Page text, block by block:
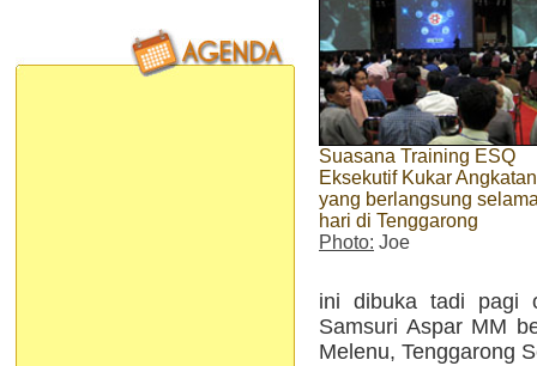
Suasana Training ESQ
Eksekutif Kukar
yang berlangsung
hari di Tenggarong
Photo: Joe
ini dibuka tadi pagi
Samsuri Aspar MM
Melenu, Tenggarong